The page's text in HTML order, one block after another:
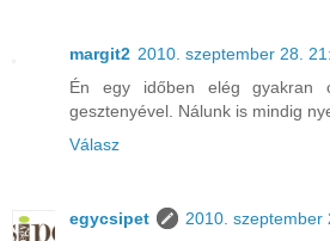
margit2 2010. szeptember 28.
Én egy időben elég gyakran
gesztenyével. Nálunk is mindig
Válasz
egycsipet
2010. szeptember